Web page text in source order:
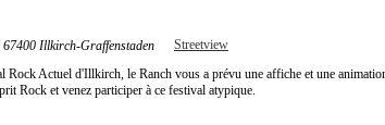
Illkirch-Graffenstaden
Streetview
Rock Actuel d'Illkirch, le Ranch vous a prévu une affiche et une
Rock et venez participer à ce festival atypique.